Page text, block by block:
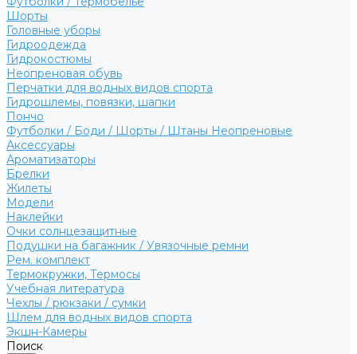
Шорты
Головные уборы
Гидроодежда
Гидрокостюмы
Неопреновая обувь
Перчатки для водных видов спорта
Гидрошлемы, повязки, шапки
Пончо
Футболки / Боди / Шорты / Штаны Неопреновые
Аксессуары
Ароматизаторы
Брелки
Жилеты
Модели
Наклейки
Очки солнцезащитные
Подушки на багажник / Увязочные ремни
Рем. комплект
Термокружки, Термосы
Учебная литература
Чехлы / рюкзаки / сумки
Шлем для водных видов спорта
Экшн-Камеры
Поиск